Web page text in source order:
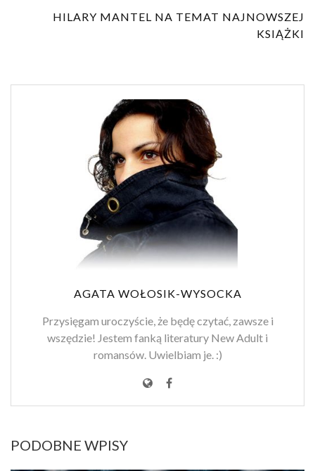
HILARY MANTEL NA TEMAT NAJNOWSZEJ
KSIĄŻKI
AGATA WOŁOSIK-WYSOCKA
Przysięgam uroczyście, że będę czytać, zawsze i
wszędzie! Jestem fanką literatury New Adult i
romansów. Uwielbiam je. :)
PODOBNE WPISY